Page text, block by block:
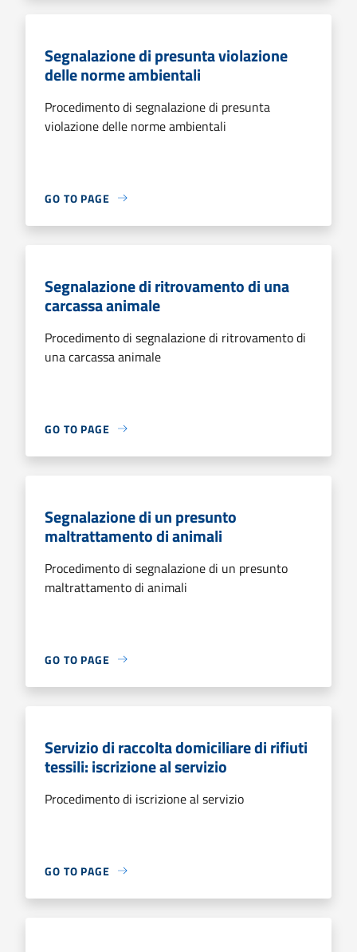
Segnalazione di presunta violazione
delle norme ambientali
Procedimento di segnalazione di presunta
violazione delle norme ambientali
GO TO PAGE
Segnalazione di ritrovamento di una
carcassa animale
Procedimento di segnalazione di ritrovamento di
una carcassa animale
GO TO PAGE
Segnalazione di un presunto
maltrattamento di animali
Procedimento di segnalazione di un presunto
maltrattamento di animali
GO TO PAGE
Servizio di raccolta domiciliare di rifiuti
tessili: iscrizione al servizio
Procedimento di iscrizione al servizio
GO TO PAGE